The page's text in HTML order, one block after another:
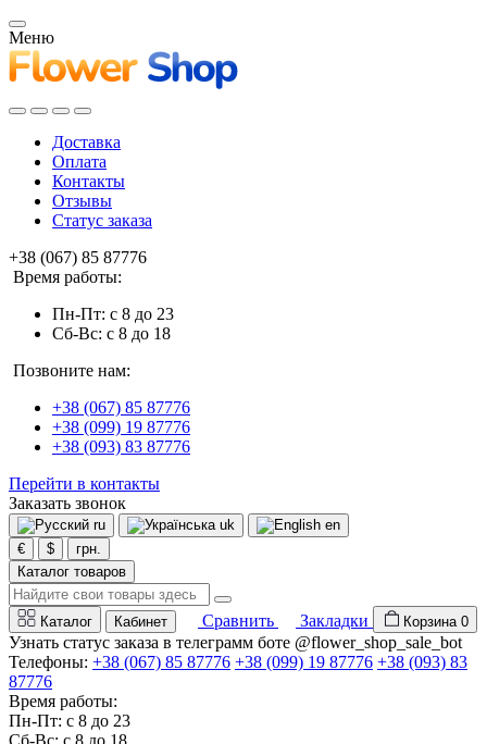
Меню
Доставка
Оплата
Контакты
Отзывы
Статус заказа
+38 (067) 85 87776
Время работы:
Пн-Пт: с 8 до 23
Сб-Вс: с 8 до 18
Позвоните нам:
+38 (067) 85 87776
+38 (099) 19 87776
+38 (093) 83 87776
Перейти в контакты
Заказать звонок
ru uk
en
€
$
грн.
Каталог товаров
Каталог Кабинет Сравнить Закладки Корзина 0
Узнать статус заказа в телеграмм боте @flower_shop_sale_bot
Телефоны: +38 (067) 85 87776 +38 (099) 19 87776 +38 (093) 83
87776
Время работы:
Пн-Пт: с 8 до 23
Сб-Вс: с 8 до 18